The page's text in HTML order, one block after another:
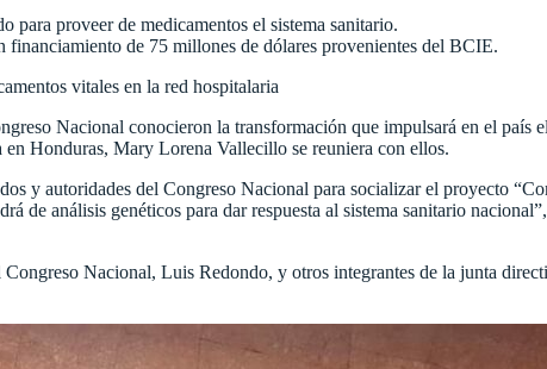
para proveer de medicamentos el sistema sanitario.
financiamiento de 75 millones de dólares provenientes del BCIE.
vitales en la red hospitalaria
Nacional conocieron la transformación que impulsará en el
Honduras, Mary Lorena Vallecillo se reuniera con ellos.
y autoridades del Congreso Nacional para socializar el proyecto
de análisis genéticos para dar respuesta al sistema sanitario
Nacional, Luis Redondo, y otros integrantes de la junta